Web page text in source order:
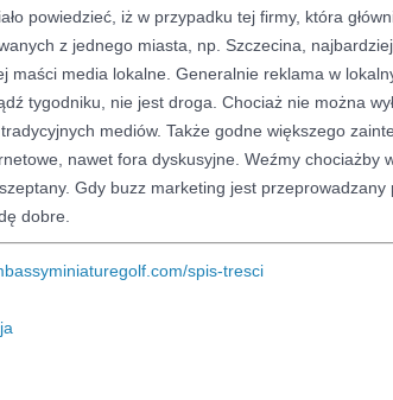
powiedzieć, iż w przypadku tej firmy, która
z jednego miasta, np. Szczecina,
maści media lokalne. Generalnie reklama w
tygodniku, nie jest droga. Chociaż nie można
mediów. Także godne większego
nawet fora dyskusyjne. Weźmy chociażby
Gdy buzz marketing jest
dobre.
spis-tresci